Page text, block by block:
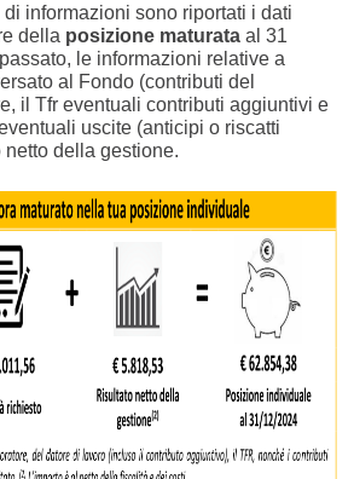
informazioni sono riportati i dati
della posizione maturataal 31
le informazioni relative a
al Fondo (contributi del
il Tfr eventuali contributi aggiuntivi e
uscite (anticipi o riscatti
della gestione.